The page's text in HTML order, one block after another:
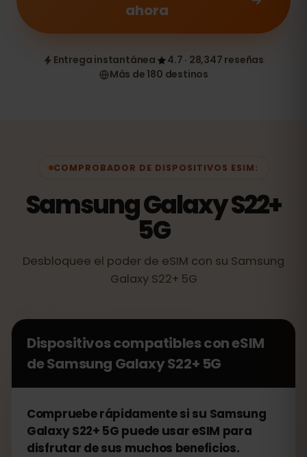
ahora
Entrega instantánea
4.7 · 28,347 reseñas
Más de 180 destinos
COMPROBADOR DE DISPOSITIVOS ESIM:
Samsung Galaxy S22+
5G
Desbloquee el poder de eSIM con su Samsung
Galaxy S22+ 5G
Dispositivos compatibles con eSIM
deSamsung Galaxy S22+ 5G
Compruebe rápidamente si su Samsung
Galaxy S22+ 5G puede usar eSIM para
disfrutar de sus muchos beneficios.